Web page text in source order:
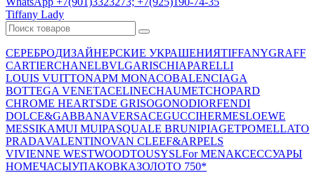
Tiffany Lady
СЕРЕБРОДИЗАЙНЕРСКИЕ УКРАШЕНИЯTIFFANYGRAFF
CARTIERCHANELBVLGARISCHIAPARELLI
LOUIS VUITTONAPM MONACOBALENCIAGA
BOTTEGA VENETACELINECHAUMETCHOPARD
CHROME HEARTSDE GRISOGONODIORFENDI
DOLCE&GABBANAVERSACEGUCCIHERMESLOEWE
MESSIKAMUI MUIPASQUALE BRUNIPIAGETPOMELLATO
PRADAVALENTINOVAN CLEEF&ARPELS
VIVIENNE WESTWOODTOUSYSLFor MENАКСЕССУАРЫ
HOMEЧАСЫУПАКОВКАЗОЛОТО 750*